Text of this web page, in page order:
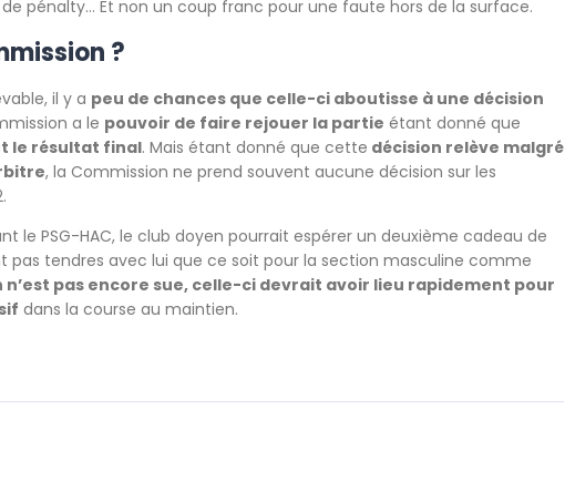
pénalty… Et non un coup franc pour une faute hors de la surface.
?
il y a peu de chances que celle-ci aboutisse à une décision
a le pouvoir de faire rejouer la partie étant donné que
le résultat final. Mais étant donné que cette décision relève malgré
, la Commission ne prend souvent aucune décision sur les
le PSG-HAC, le club doyen pourrait espérer un deuxième cadeau de
pas tendres avec lui que ce soit pour la section masculine comme
n’est pas encore sue, celle-ci devrait avoir lieu rapidement pour
dans la course au maintien.